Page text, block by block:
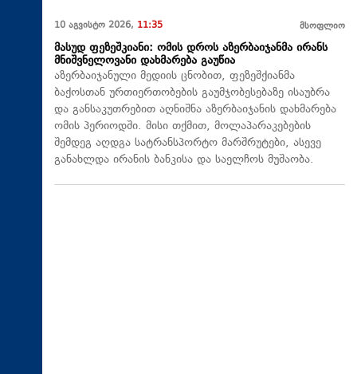
10 აგვისტო 2026, 11:35 მსოფლიო
მასუდ ფეზეშკიანი: ომის დროს აზერბაიჯანმა ირანს
მნიშვნელოვანი დახმარება გაუწია
აზერბაიჯანული მედიის ცნობით, ფეზეშქიანმა
ბაქოსთან ურთიერთობების გაუმჯობესებაზე ისაუბრა
და განსაკუთრებით აღნიშნა აზერბაიჯანის დახმარება
ომის პერიოდში. მისი თქმით, მოლაპარაკებების
შემდეგ აღდგა სატრანსპორტო მარშრუტები, ასევე
განახლდა ირანის ბანკისა და საელჩოს მუშაობა.